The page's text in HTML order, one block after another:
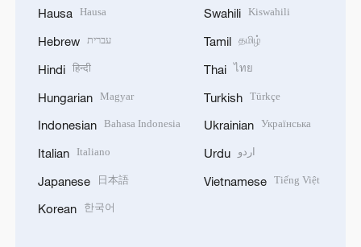
Hausa Hausa
Hebrew עברית
Hindi हिन्दी
Hungarian Magyar
Indonesian Bahasa Indonesia
Italian Italiano
Japanese 日本語
Korean 한국어
Swahili Kiswahili
Tamil தமிழ்
Thai ไทย
Turkish Türkçe
Ukrainian Українська
Urdu اردو
Vietnamese Tiếng Việt